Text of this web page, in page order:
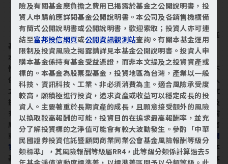
基金警語
【富邦美國傘型證券投資信託基金之富邦標普500指數證券投資信託
基金(本基金之配息來源可能為本金及收益平準金) 】
本基金經金融監督管理委員會或其指定機構同意核准或申報生效，
惟不表示本基金絕無風險。本證券投資信託事業以往之經理績效不
保證本基金之最低投資收益；本證券投資信託事業除盡善良管理人
之注意義務外，不負責本基金之盈虧，亦不保證最低之收益，本文
提及之經濟走勢預測不必然代表基金之績效；本基金之投資風險及
有關基金應負擔之費用已揭露於基金之公開說明書，投資人申購前
應詳閱基金公開說明書。本公司及各銷售機構備有簡式公開說明書
或公開說明書，歡迎索取；投資人亦可連結至富邦投信網頁或公開
資訊觀測站查詢。有關本基金運用限制及投資風險之揭露請詳見本
基金公開說明書。投資人申購本基金係持有基金受益憑證，而非本
險及有關基金應負擔之費用已揭露於基金之公開說明書，投
資人申購前應詳閱基金公開說明書。本公司及各銷售機構備
有簡式公開說明書或公開說明書，歡迎索取；投資人亦可連
結至富邦投信網頁或公開資訊觀測站查詢。有關本基金運用
限制及投資風險之揭露請詳見本基金公開說明書。投資人申
購本基金係持有基金受益憑證，而非本文提及之投資資產或
標的。本基金為股票型基金，投資地區為台灣，產業以一般
科技、資訊科技、工業、非必須消費為主。適合風險承受度
較高，願積極進行投資，追求資產或收益可以穩定成長的投
資人。主要著重於長期資產的成長，且願意接受額外的風險
以換取較高報酬的可能，投資目的在追求最高報酬率，並充
分了解投資標的之淨值可能會有較大波動發生。參酌「中華
民國證券投資信託暨顧問商業同業公會基金風險報酬等級分
類標準」，其風險報酬等級屬RR4，此等級分類係計算過去5